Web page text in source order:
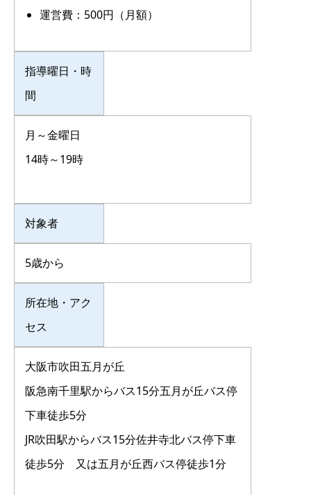
運営費：500円（月額）
指導曜日・時
間
月～金曜日
14時～19時
対象者
5歳から
所在地・アク
セス
大阪市吹田五月が丘
阪急南千里駅からバス15分五月が丘バス停
下車徒歩5分
JR吹田駅からバス15分佐井寺北バス停下車
徒歩5分 又は五月が丘西バス停徒歩1分